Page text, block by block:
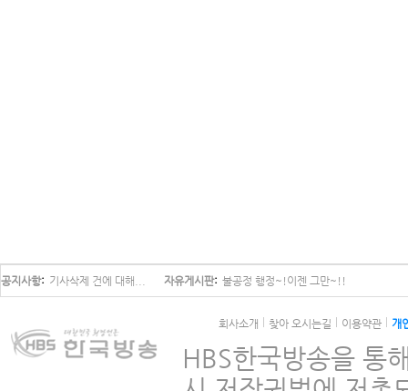
공지사항 기사삭제 건에 대해... 자유게시판 불공정 행정~!이젠 그만~!!
회사소개 찾아 오시는길 이용약관 개
HBS한국방송을 통